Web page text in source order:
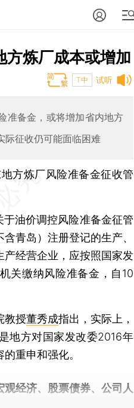
方炼厂成本或增加
试听
T中
准备金，或将增加省内地方
际征收仍可能面临困难
方炼厂风险准备金征收管
油价调控风险准备金征管
青岛）注册登记的生产、
经营企业，应按照国家发
关缴纳风险准备金，自10
授董秀成指出，实际上，
地方对国家发改委2016年
重申和强化。
观经济、股票债券、公司人